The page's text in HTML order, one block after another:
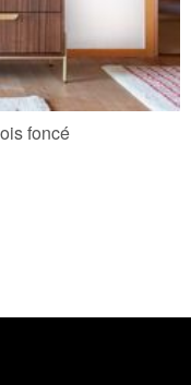
foncé